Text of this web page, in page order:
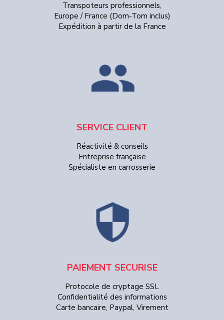
Transpoteurs professionnels,
Europe / France (Dom-Tom inclus)
Expédition à partir de la France
SERVICE CLIENT
Réactivité & conseils
Entreprise française
Spécialiste en carrosserie
PAIEMENT SECURISE
Protocole de cryptage SSL
Confidentialité des informations
Carte bancaire, Paypal, Virement